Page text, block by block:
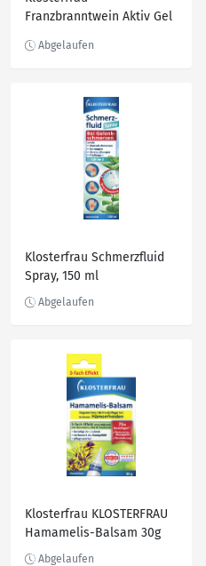
Franzbranntwein Aktiv Gel
Klosterfrau Schmerzfluid
Spray, 150 ml
Klosterfrau KLOSTERFRAU
Hamamelis-Balsam 30g